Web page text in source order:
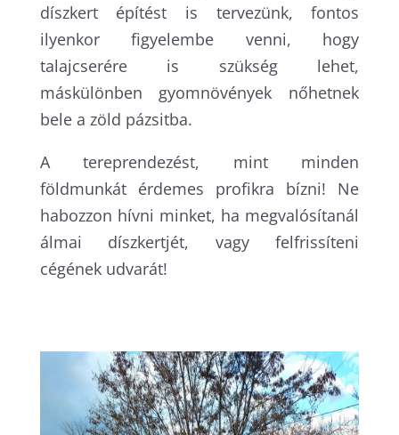
díszkert építést is tervezünk, fontos
ilyenkor figyelembe venni, hogy
talajcserére is szükség lehet,
máskülönben gyomnövények nőhetnek
bele a zöld pázsitba.
A tereprendezést, mint minden
földmunkát érdemes profikra bízni! Ne
habozzon hívni minket, ha megvalósítanál
álmai díszkertjét, vagy felfrissíteni
cégének udvarát!